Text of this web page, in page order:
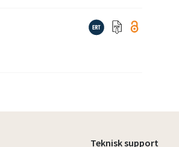
Teknisk support